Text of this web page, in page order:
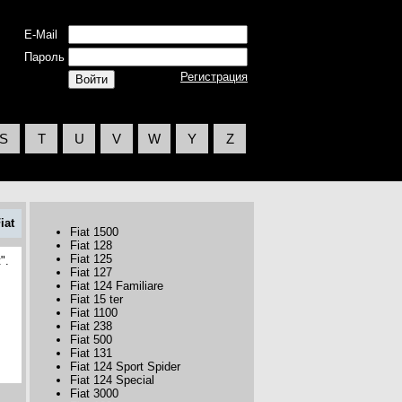
E-Mail
Пароль
Регистрация
S T U V W Y Z
Fiat 1500
Fiat 128
Fiat 125
Fiat 127
Fiat 124 Familiare
Fiat 15 ter
Fiat 1100
Fiat 238
Fiat 500
Fiat 131
Fiat 124 Sport Spider
Fiat 124 Special
Fiat 3000